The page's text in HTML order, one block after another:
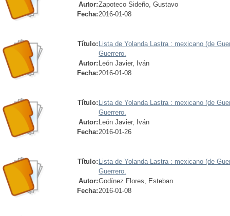
Autor:Zapoteco Sideño, Gustavo
Fecha:2016-01-08
Título: Lista de Yolanda Lastra : mexicano (de
Guerrero.
Autor: León Javier, Iván
Fecha:2016-01-08
Título: Lista de Yolanda Lastra : mexicano (de
Guerrero.
Autor: León Javier, Iván
Fecha:2016-01-26
Título: Lista de Yolanda Lastra : mexicano (de
Guerrero.
Autor:Godínez Flores, Esteban
Fecha:2016-01-08